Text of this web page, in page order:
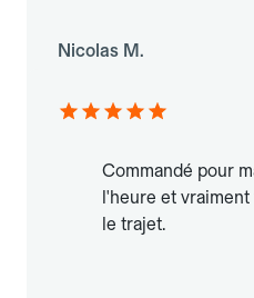
Nicolas M.
Commandé pour
l'heure et
le trajet.